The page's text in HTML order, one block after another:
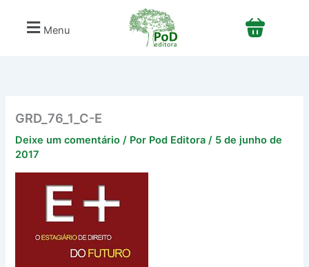
Menu
GRD_76_1_C-E
Deixe um comentário / Por Pod Editora/ 5 de junho de
2017